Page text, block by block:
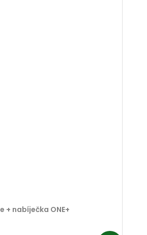
+ nabíječka ONE+